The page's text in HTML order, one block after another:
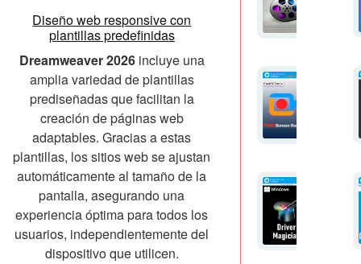
Diseño web responsive con
plantillas predefinidas
Dreamweaver 2026incluye una
amplia variedad de plantillas
prediseñadas que facilitan la
creación de páginas web
adaptables. Gracias a estas
plantillas, los sitios web se ajustan
automáticamente al tamaño de la
pantalla, asegurando una
experiencia óptima para todos los
usuarios, independientemente del
dispositivo que utilicen.